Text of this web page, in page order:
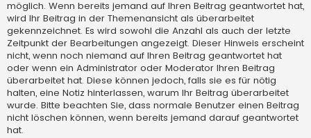
möglich. Wenn bereits jemand auf Ihren Beitrag geantwortet hat,
wird Ihr Beitrag in der Themenansicht als überarbeitet
gekennzeichnet. Es wird sowohl die Anzahl als auch der letzte
Zeitpunkt der Bearbeitungen angezeigt. Dieser Hinweis erscheint
nicht, wenn noch niemand auf Ihren Beitrag geantwortet hat
oder wenn ein Administrator oder Moderator Ihren Beitrag
überarbeitet hat. Diese können jedoch, falls sie es für nötig
halten, eine Notiz hinterlassen, warum Ihr Beitrag überarbeitet
wurde. Bitte beachten Sie, dass normale Benutzer einen Beitrag
nicht löschen können, wenn bereits jemand darauf geantwortet
hat.